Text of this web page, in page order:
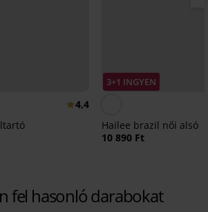
4,4
3+1 INGYEN
Hailee brazil női alsó
10 890 Ft
fel hasonló darabokat